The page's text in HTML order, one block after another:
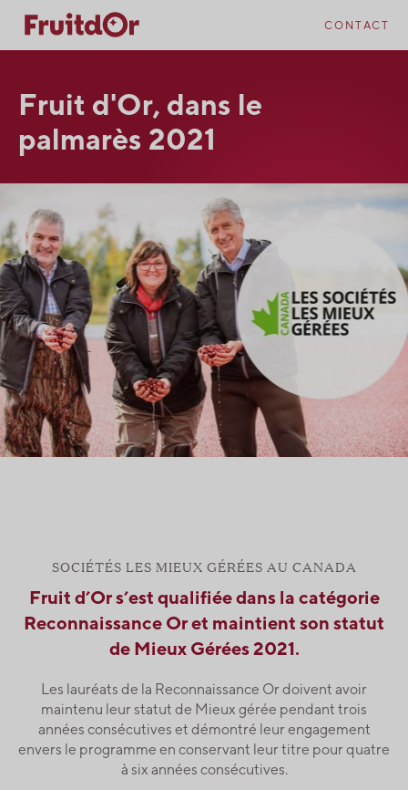
content
navigation
CONTACT
Fruit d'Or, dans le
palmarès 2021
SOCIÉTÉS LES MIEUX GÉRÉES AU CANADA
Fruit d’Or s’est qualifiée dans la catégorie
Reconnaissance Or et maintient son statut
de Mieux Gérées 2021.
Les lauréats de la Reconnaissance Or doivent avoir
maintenu leur statut de Mieux gérée pendant trois
années consécutives et démontré leur engagement
envers le programme en conservant leur titre pour quatre
à six années consécutives.